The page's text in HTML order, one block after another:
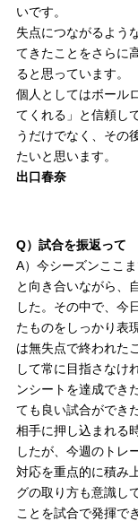
いです。
失点につながるよう
てきたことをさらに
ると思っています。
個人としてはボール
てくれる」と信頼し
うだけでなく、その
たいと思います。
出口春奈
Q）試合を振返って
A）今シーズンここ
と向き合いながら、
した。その中で、今
たものをしっかり表
は無失点で終われた
して常に目指さなけ
ンシートを達成でき
ても良い試合ができ
相手に押し込まれる
したが、今週のトレ
対応を重点的に積み
グの取り方も意識し
ことを試合で発揮で